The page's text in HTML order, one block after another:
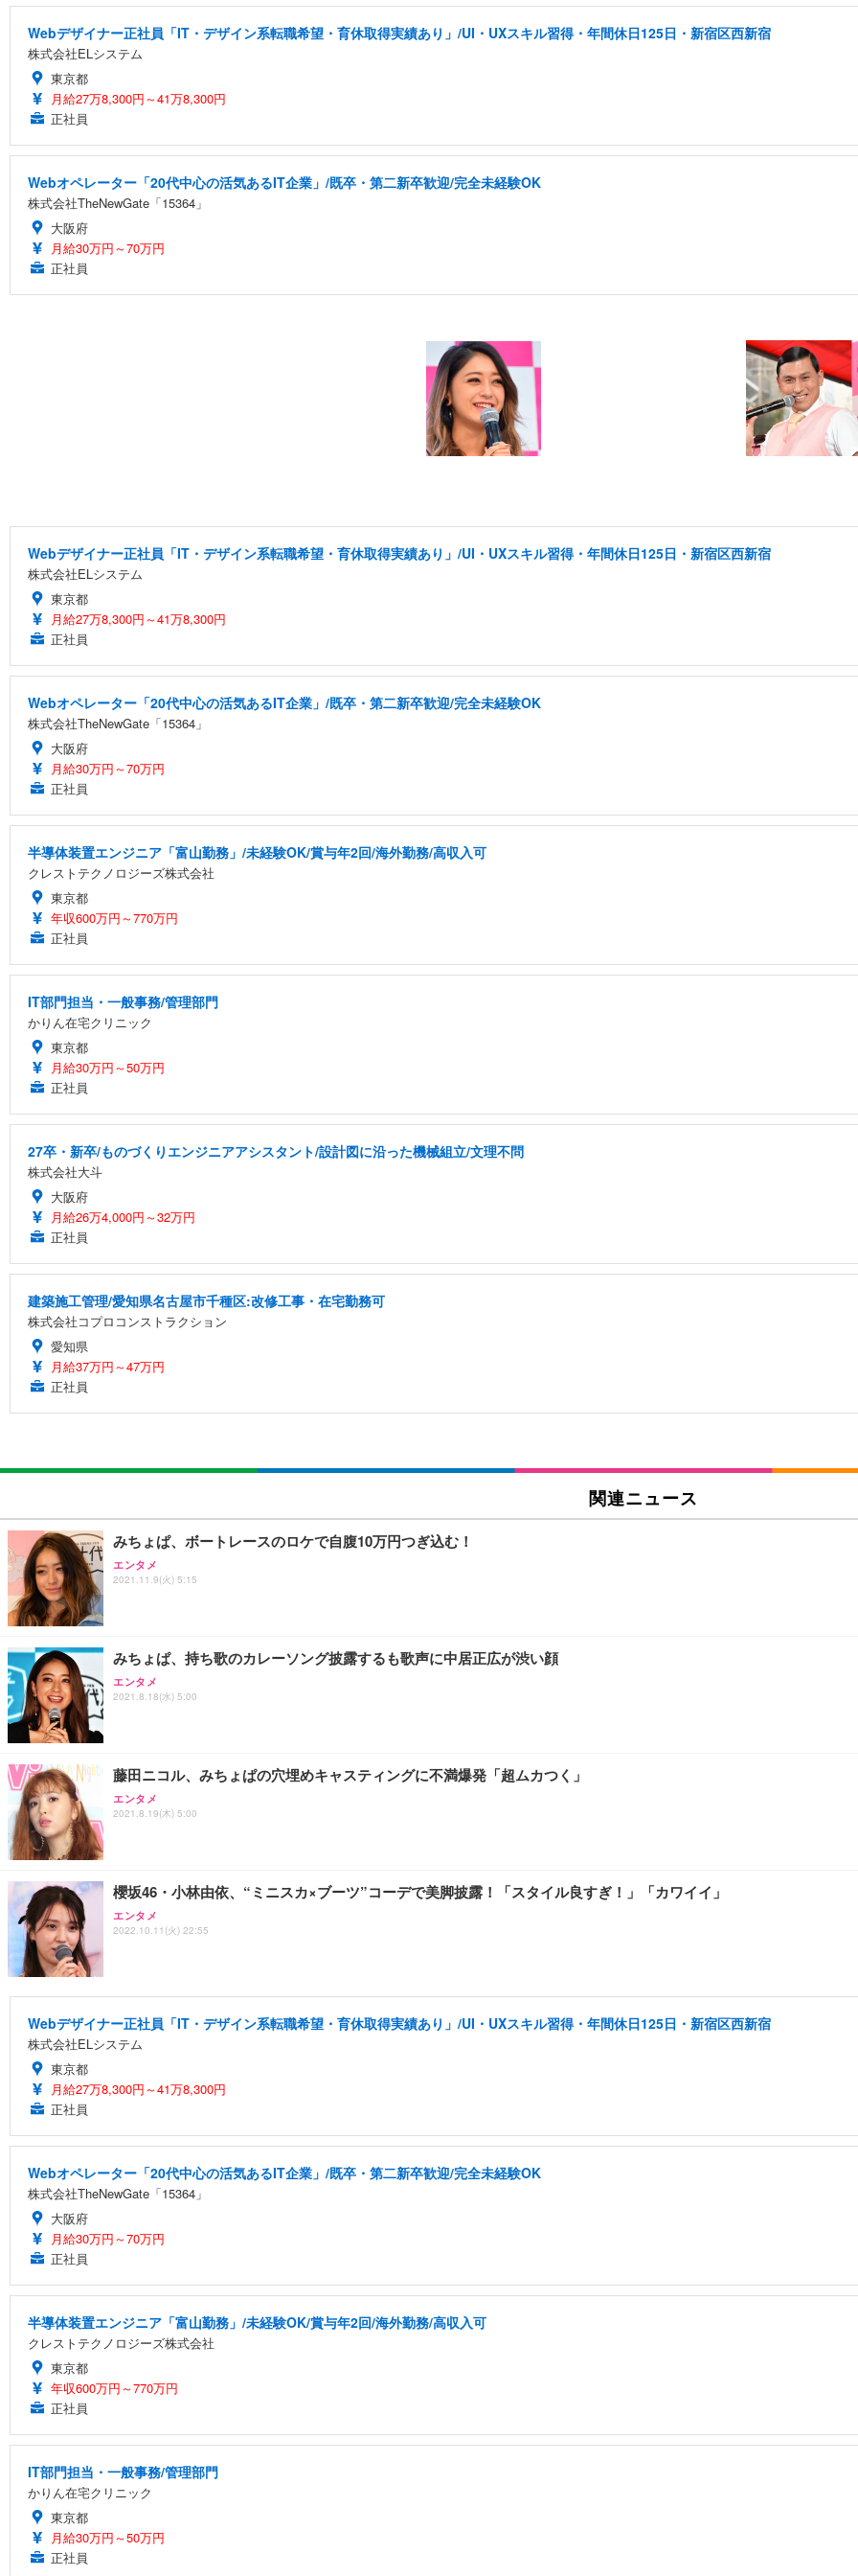
Webデザイナー正社員「IT・デザイン系転職希望・育休取得実績あり」/UI・UXスキル習得・年間休日125日・新宿区西新宿
株式会社ELシステム
東京都
月給27万8,300円～41万8,300円
正社員
Webオペレーター「20代中心の活気あるIT企業」/既卒・第二新卒歓迎/完全未経験OK
株式会社TheNewGate「15364」
大阪府
月給30万円～70万円
正社員
Webデザイナー正社員「IT・デザイン系転職希望・育休取得実績あり」/UI・UXスキル習得・年間休日125日・新宿区西新宿
株式会社ELシステム
東京都
月給27万8,300円～41万8,300円
正社員
Webオペレーター「20代中心の活気あるIT企業」/既卒・第二新卒歓迎/完全未経験OK
株式会社TheNewGate「15364」
大阪府
月給30万円～70万円
正社員
半導体装置エンジニア「富山勤務」/未経験OK/賞与年2回/海外勤務/高収入可
クレストテクノロジーズ株式会社
東京都
年収600万円～770万円
正社員
IT部門担当・一般事務/管理部門
かりん在宅クリニック
東京都
月給30万円～50万円
正社員
27卒・新卒/ものづくりエンジニアアシスタント/設計図に沿った機械組立/文理不問
株式会社大斗
大阪府
月給26万4,000円～32万円
正社員
建築施工管理/愛知県名古屋市千種区:改修工事・在宅勤務可
株式会社コプロコンストラクション
愛知県
月給37万円～47万円
正社員
関連ニュース
みちょぱ、ボートレースのロケで自腹10万円つぎ込む！
エンタメ
2021.11.9(火) 5:15
みちょぱ、持ち歌のカレーソング披露するも歌声に中居正広が渋い顔
エンタメ
2021.8.18(水) 5:00
藤田ニコル、みちょぱの穴埋めキャスティングに不満爆発「超ムカつく」
エンタメ
2021.8.19(木) 5:00
櫻坂46・小林由依、“ミニスカ×ブーツ”コーデで美脚披露！「スタイル良すぎ！」「カワイイ」
エンタメ
2022.10.11(火) 22:55
Webデザイナー正社員「IT・デザイン系転職希望・育休取得実績あり」/UI・UXスキル習得・年間休日125日・新宿区西新宿
株式会社ELシステム
東京都
月給27万8,300円～41万8,300円
正社員
Webオペレーター「20代中心の活気あるIT企業」/既卒・第二新卒歓迎/完全未経験OK
株式会社TheNewGate「15364」
大阪府
月給30万円～70万円
正社員
半導体装置エンジニア「富山勤務」/未経験OK/賞与年2回/海外勤務/高収入可
クレストテクノロジーズ株式会社
東京都
年収600万円～770万円
正社員
IT部門担当・一般事務/管理部門
かりん在宅クリニック
東京都
月給30万円～50万円
正社員